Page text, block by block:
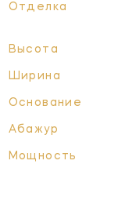
Отделка
Высота
Ширина
Основание
Абажур
Мощность